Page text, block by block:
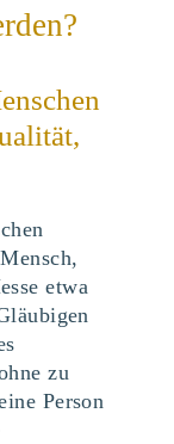
etwa
zu
Person